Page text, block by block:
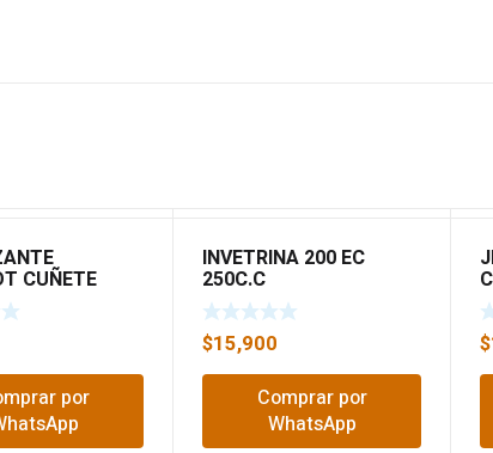
CUÑETE
por
INVETRINA 200 EC
250C.C
$15,900
Comprar por
WhatsApp
$